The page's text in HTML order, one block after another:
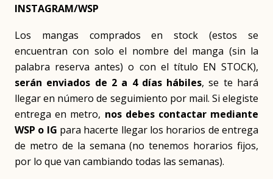
INSTAGRAM/WSP
Los mangas comprados en stock (estos se
encuentran con solo el nombre del manga (sin la
palabra reserva antes) o con el título EN STOCK),
serán enviados de 2 a 4 días hábiles, se te hará
llegar en número de seguimiento por mail. Si elegiste
entrega en metro, nos debes contactar mediante
WSP o IG para hacerte llegar los horarios de entrega
de metro de la semana (no tenemos horarios fijos,
por lo que van cambiando todas las semanas).